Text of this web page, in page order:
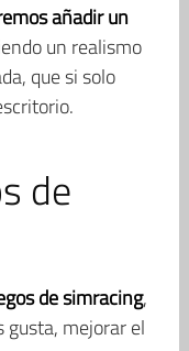
añadir un
un realismo
que si solo
de
de simracing,
gusta, mejorar el